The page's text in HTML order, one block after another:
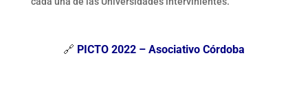
🔗 PICTO 2022 – Asociativo Córdoba